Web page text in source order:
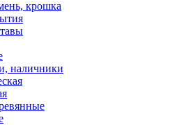
крошка
наличники